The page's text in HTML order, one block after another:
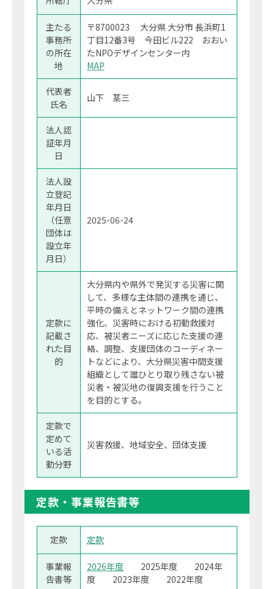
主たる
事務所
の所在
地
〒8700023 大分県 大分市 長浜町1
丁目12番3号 今田ビル222 おおい
たNPOデザインセンター内
MAP
代表者
氏名
山下 茎三
法人認
証年月
日
法人設
立登記
年月日
（任意
団体は
設立年
月日）
2025-06-24
定款に
記載さ
れた目
的
大分県内や県外で発災する災害に関
して、多様な主体間の連携を通じ、
平時の備えとネットワーク間の連携
強化、災害時における初動救援対
応、被災者ニーズに応じた支援の連
絡、調整、支援団体のコーディネー
トなどにより、大分県災害中間支援
組織として誰ひとり取り残さない被
災者・被災地の復興支援を行うこと
を目的とする。
定款で
定めて
いる活
動分野
災害救援、地域安全、団体支援
定款・事業報告書等
定款 定款
事業報
告書等
2026年度 2025年度
2024年
度
2023年度 2022年度